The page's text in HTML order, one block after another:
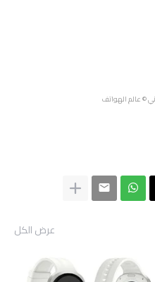
© عالم الهواتف
عرض الكل